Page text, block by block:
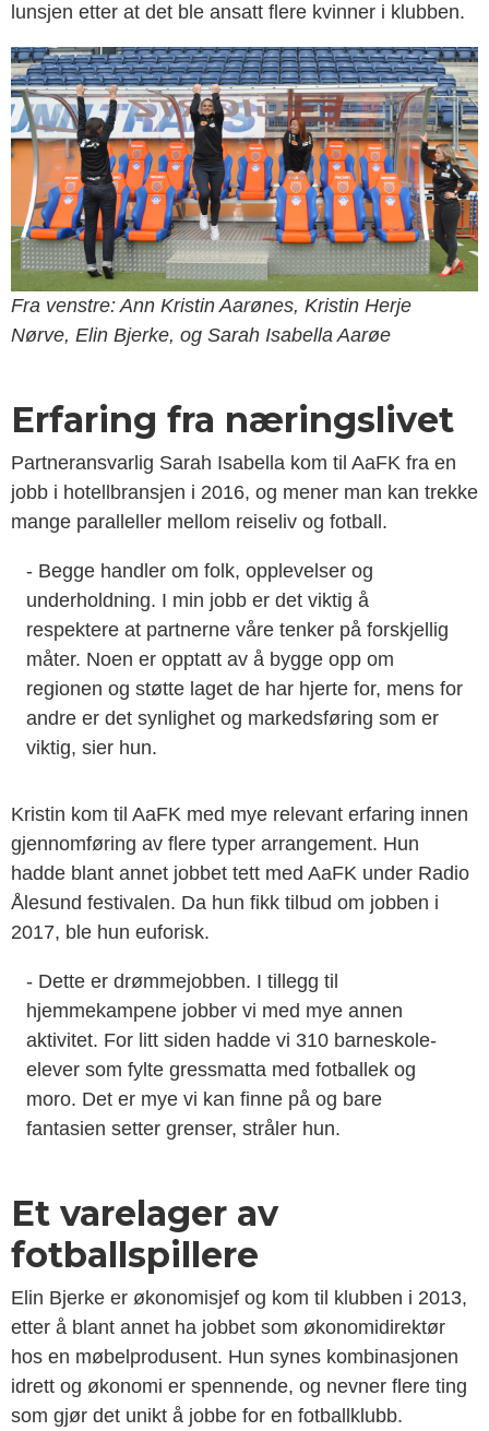
lunsjen etter at det ble ansatt flere kvinner i klubben.
Fra venstre: Ann Kristin Aarønes, Kristin Herje
Nørve, Elin Bjerke, og Sarah Isabella Aarøe
Erfaring fra næringslivet
Partneransvarlig Sarah Isabella kom til AaFK fra en
jobb i hotellbransjen i 2016, og mener man kan trekke
mange paralleller mellom reiseliv og fotball.
- Begge handler om folk, opplevelser og
underholdning. I min jobb er det viktig å
respektere at partnerne våre tenker på forskjellig
måter. Noen er opptatt av å bygge opp om
regionen og støtte laget de har hjerte for, mens for
andre er det synlighet og markedsføring som er
viktig, sier hun.
Kristin kom til AaFK med mye relevant erfaring innen
gjennomføring av flere typer arrangement. Hun
hadde blant annet jobbet tett med AaFK under Radio
Ålesund festivalen. Da hun fikk tilbud om jobben i
2017, ble hun euforisk.
- Dette er drømmejobben. I tillegg til
hjemmekampene jobber vi med mye annen
aktivitet. For litt siden hadde vi 310 barneskole-
elever som fylte gressmatta med fotballek og
moro. Det er mye vi kan finne på og bare
fantasien setter grenser, stråler hun.
Et varelager av
fotballspillere
Elin Bjerke er økonomisjef og kom til klubben i 2013,
etter å blant annet ha jobbet som økonomidirektør
hos en møbelprodusent. Hun synes kombinasjonen
idrett og økonomi er spennende, og nevner flere ting
som gjør det unikt å jobbe for en fotballklubb.